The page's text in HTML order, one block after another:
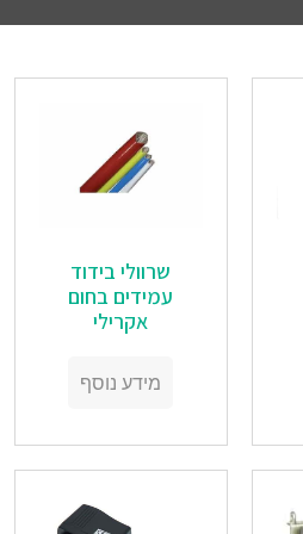
‏‏שרוולי בידוד
עמידים בחום
אקרילי
מידע נוסף